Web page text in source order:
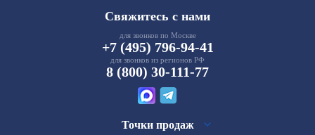
Свяжитесь с нами
для звонков по Москве
+7 (495) 796-94-41
для звонков из регионов РФ
8 (800) 30-111-77
Точки продаж